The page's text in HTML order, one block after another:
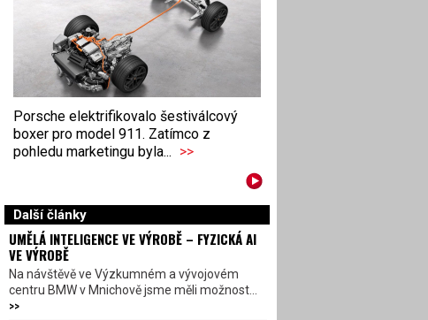
Porsche elektrifikovalo šestiválcový
boxer pro model 911. Zatímco z
pohledu marketingu byla... >>
Další články
UMĚLÁ INTELIGENCE VE VÝROBĚ – FYZICKÁ AI
VE VÝROBĚ
Na návštěvě ve Výzkumném a vývojovém
centru BMW v Mnichově jsme měli možnost...
>>